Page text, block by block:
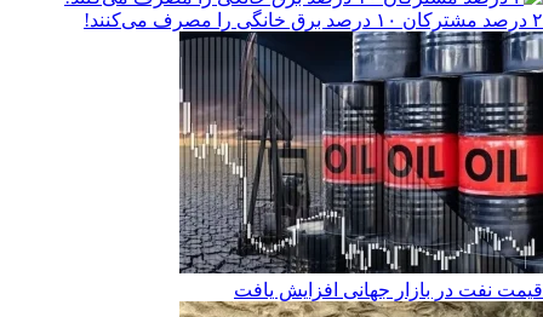
۲ درصد مشترکان ۱۰ درصد برق خانگی را مصرف می‌کنند!
قیمت نفت در بازار جهانی افزایش یافت